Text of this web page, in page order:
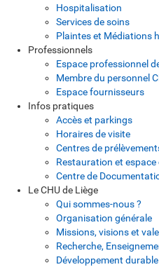
Hospitalisation
Services de soins
Plaintes et Médiations
Professionnels
Espace professionnel
Membre du personnel
Espace fournisseurs
Infos pratiques
Accès et parkings
Horaires de visite
Centres de
Restauration et espace
Centre de
Le CHU de Liège
Qui sommes-nous ?
Organisation générale
Missions, visions et
Recherche,
Développement durable